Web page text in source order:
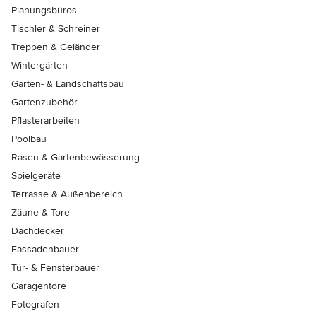
Planungsbüros
Tischler & Schreiner
Treppen & Geländer
Wintergärten
Garten- & Landschaftsbau
Gartenzubehör
Pflasterarbeiten
Poolbau
Rasen & Gartenbewässerung
Spielgeräte
Terrasse & Außenbereich
Zäune & Tore
Dachdecker
Fassadenbauer
Tür- & Fensterbauer
Garagentore
Fotografen